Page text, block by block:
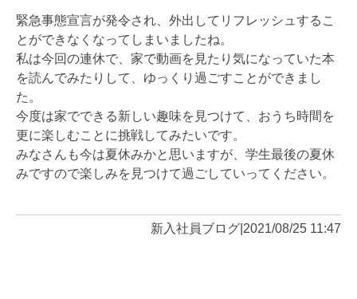
緊急事態宣言が発令され、外出してリフレッシュするこ
とができなくなってしまいましたね。
私は今回の連休で、家で動画を見たり気になっていた本
を読んでみたりして、ゆっくり過ごすことができまし
た。
今度は家でできる新しい趣味を見つけて、おうち時間を
更に楽しむことに挑戦してみたいです。
みなさんも今は夏休みかと思いますが、学生最後の夏休
みですので楽しみを見つけて過ごしていってください。
新入社員ブログ 2021/08/25 11:47